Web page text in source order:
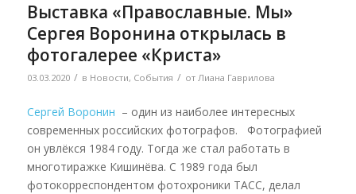
Выставка «Православные. Мы»
Сергея Воронина открылась в
фотогалерее «Криста»
03.03.2020 / в Новости, События / от Лиана Гаврилова
Сергей Воронин – один из наиболее интересных
современных российских фотографов. Фотографией
он увлёкся 1984 году. Тогда же стал работать в
многотиражке Кишинёва. С 1989 года был
фотокорреспондентом фотохроники ТАСС, делал